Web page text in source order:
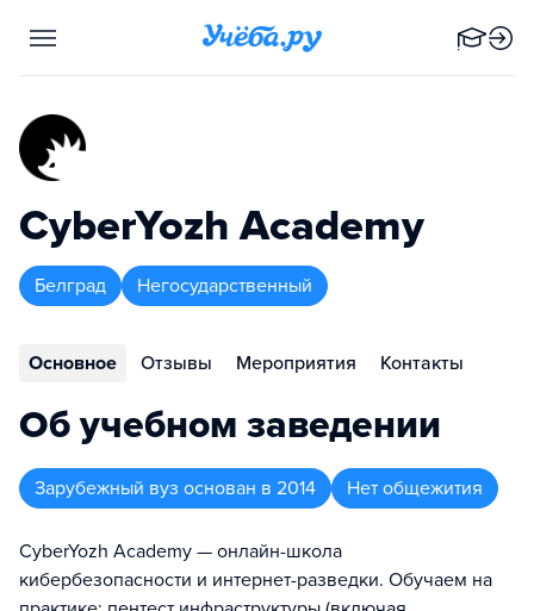
CyberYozh Academy
Белград Негосударственный
Основное Отзывы Мероприятия Контакты
Об учебном заведении
Зарубежный вуз основан в 2014 Нет общежития
CyberYozh Academy — онлайн-школа
кибербезопасности и интернет-разведки. Обучаем на